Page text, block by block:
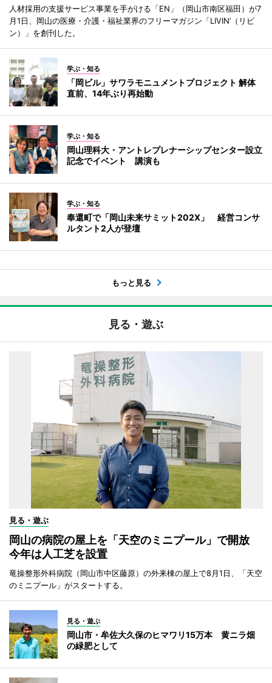
人材採用の支援サービス事業を手がける「EN」（岡山市南区福田）が7
月1日、岡山の医療・介護・福祉業界のフリーマガジン「LIVIN’（リビ
ン）」を創刊した。
学ぶ・知る
「岡ビル」サワラモニュメントプロジェクト 解体
直前、14年ぶり再始動
学ぶ・知る
岡山理科大・アントレプレナーシップセンター設立
記念でイベント 講演も
学ぶ・知る
奉還町で「岡山未来サミット202X」 経営コンサ
ルタント2人が登壇
もっと見る
見る・遊ぶ
見る・遊ぶ
岡山の病院の屋上を「天空のミニプール」で開放
今年は人工芝を設置
竜操整形外科病院（岡山市中区藤原）の外来棟の屋上で8月1日、「天空
のミニプール」がスタートする。
見る・遊ぶ
岡山市・牟佐大久保のヒマワリ15万本 黄ニラ畑
の緑肥として